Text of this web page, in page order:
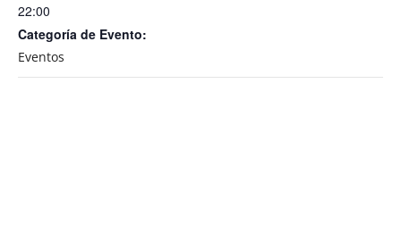
22:00
Categoría de Evento:
Eventos